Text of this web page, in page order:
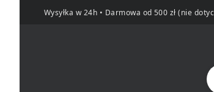
Wysyłka w 24h • Darmowa od 500 zł (nie